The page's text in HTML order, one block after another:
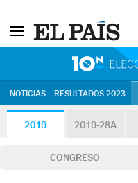
NOTICIAS RESULTADOS 2023
2019 2019-28A
CONGRESO